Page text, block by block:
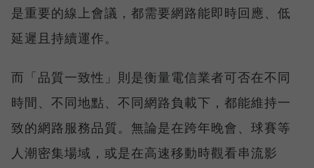
是重要的線上會議，都需要網路能即時回應、低
延遲且持續運作。
而「品質一致性」則是衡量電信業者可否在不同
時間、不同地點、不同網路負載下，都能維持一
致的網路服務品質。無論是在跨年晚會、球賽等
人潮密集場域，或是在高速移動時觀看串流影